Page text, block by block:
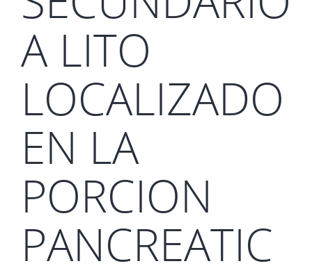
A LITO
LOCALIZADO
EN LA
PORCION
PANCREATIC